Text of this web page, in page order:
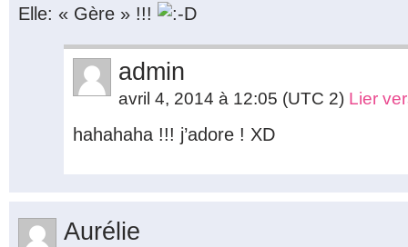
Elle: « Gère » !!!
admin
avril 4, 2014 à 12:05 (UTC 2) Lier
hahahaha !!! j’adore ! XD
Aurélie